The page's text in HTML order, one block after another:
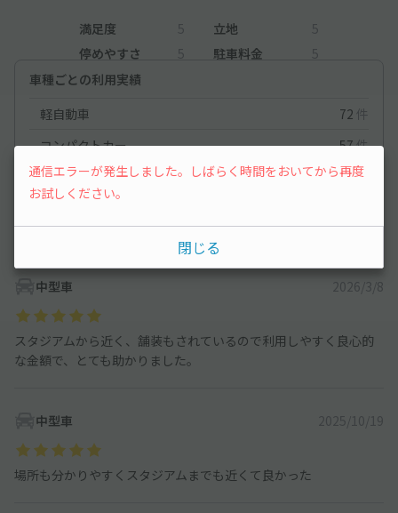
満足度 5 立地
5
停めやすさ
5 駐車料金
5
車種ごとの利用実績
軽自動車
72 件
コンパクトカー
57件
中型車
45件
中型車 2026/3/8
スタジアムから近く、舗装もされているので利用しやすく良心的
な金額で、とても助かりました。
中型車 2025/10/19
場所も分かりやすくスタジアムまでも近くて良かった
通信エラーが発生しました。しばらく時間をおいてから再度
お試しください。
閉じる